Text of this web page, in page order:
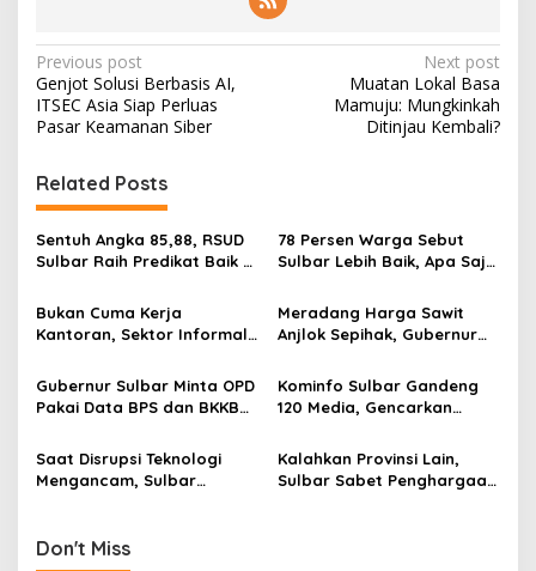
P
o
s
t
n
a
v
i
g
t
o
Previous post
Genjot Solusi Berbasis AI,
ITSEC Asia Siap Perluas
Pasar Keamanan Siber
Next post
Muatan Lokal Basa
Mamuju: Mungkinkah
Ditinjau Kembali?
Related Posts
Sentuh Angka 85,88, RSUD
Sulbar Raih Predikat Baik di
Duka
78 Persen Warga Sebut
Sulbar Lebih Baik, Apa Saja
Suhardi Duka?
Bukan Cuma Kerja
Kantoran, Sektor Informal
Kerja Sulawesi Barat
Meradang Harga Sawit
Anjlok Sepihak, Gubernur
Manajemen PKS
Gubernur Sulbar Minta OPD
Pakai Data BPS dan BKKBN
Penurunan Stunting
Kominfo Sulbar Gandeng
120 Media, Gencarkan
Data
Saat Disrupsi Teknologi
Mengancam, Sulbar
Kalahkan Provinsi Lain,
Sulbar Sabet Penghargaan
Don't Miss